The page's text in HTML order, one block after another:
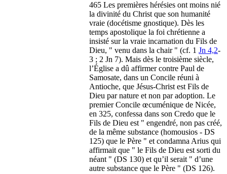
465 Les premières hérésies ont moins nié
la divinité du Christ que son humanité
vraie (docétisme gnostique). Dès les
temps apostolique la foi chrétienne a
insisté sur la vraie incarnation du Fils de
Dieu, " venu dans la chair " (cf. 1 Jn 4,2-
3 ; 2 Jn 7). Mais dès le troisième siècle,
l’Église a dû affirmer contre Paul de
Samosate, dans un Concile réuni à
Antioche, que Jésus-Christ est Fils de
Dieu par nature et non par adoption. Le
premier Concile œcuménique de Nicée,
en 325, confessa dans son Credo que le
Fils de Dieu est " engendré, non pas créé,
de la même substance (homousios - DS
125) que le Père " et condamna Arius qui
affirmait que " le Fils de Dieu est sorti du
néant " (DS 130) et qu’il serait " d’une
autre substance que le Père " (DS 126).